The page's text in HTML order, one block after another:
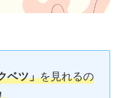
ベツ」を見れるの